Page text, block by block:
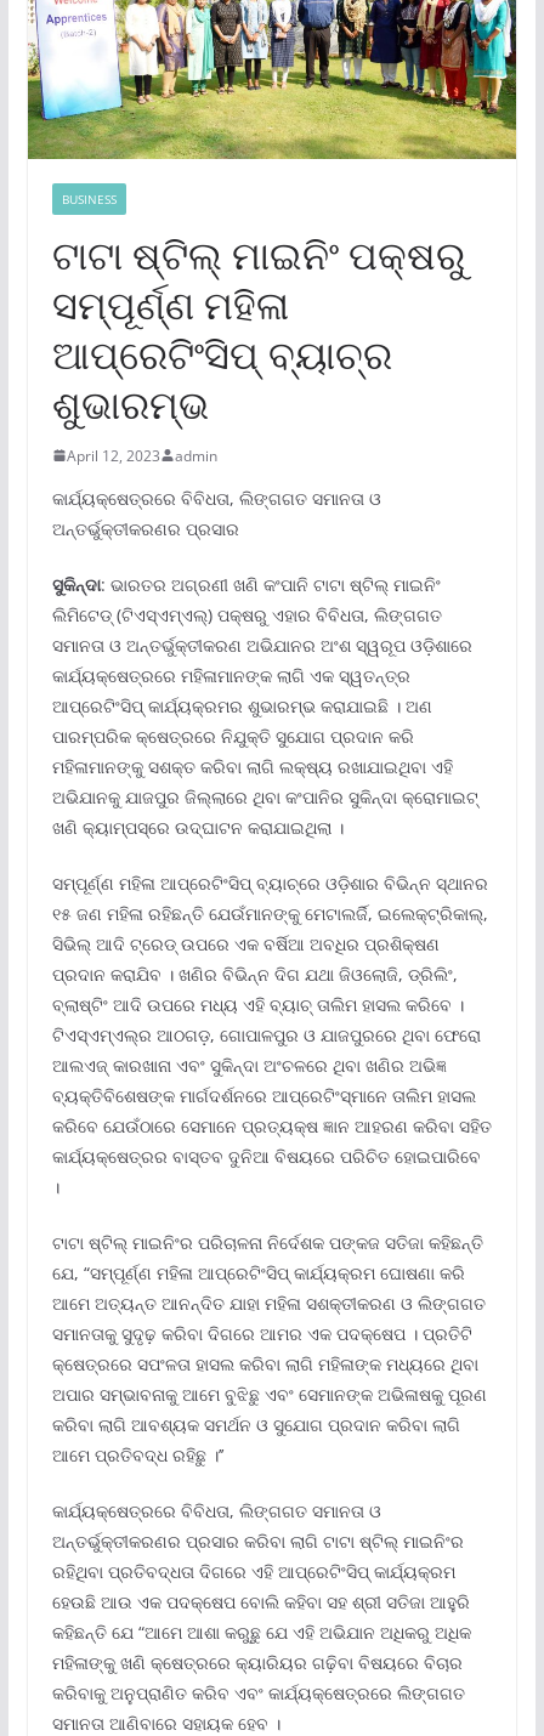
BUSINESS
ଟାଟା ଷ୍ଟିଲ୍ ମାଇନିଂ ପକ୍ଷରୁ
ସମ୍ପୂର୍ଣ୍ଣ ମହିଳା
ଆପ୍ରେଟିଂସିପ୍ ବ୍ୟାଚ୍‌ର
ଶୁଭାରମ୍ଭ
April 12, 2023 admin
କାର୍ଯ୍ୟକ୍ଷେତ୍ରରେ ବିବିଧତା, ଲିଙ୍ଗଗତ ସମାନତା ଓ
ଅନ୍ତର୍ଭୁକ୍ତୀକରଣର ପ୍ରସାର
ସୁକିନ୍ଦା: ଭାରତର ଅଗ୍ରଣୀ ଖଣି କଂପାନି ଟାଟା ଷ୍ଟିଲ୍ ମାଇନିଂ
ଲିମିଟେଡ୍ (ଟିଏସ୍‌ଏମ୍‌ଏଲ୍‌) ପକ୍ଷରୁ ଏହାର ବିବିଧତା, ଲିଙ୍ଗଗତ
ସମାନତା ଓ ଅନ୍ତର୍ଭୁକ୍ତୀକରଣ ଅଭିଯାନର ଅଂଶ ସ୍ୱରୂପ ଓଡ଼ିଶାରେ
କାର୍ଯ୍ୟକ୍ଷେତ୍ରରେ ମହିଳାମାନଙ୍କ ଲାଗି ଏକ ସ୍ୱତନ୍ତ୍ର
ଆପ୍ରେଟିଂସିପ୍ କାର୍ଯ୍ୟକ୍ରମର ଶୁଭାରମ୍ଭ କରାଯାଇଛି । ଅଣ
ପାରମ୍ପରିକ କ୍ଷେତ୍ରରେ ନିଯୁକ୍ତି ସୁଯୋଗ ପ୍ରଦାନ କରି
ମହିଳାମାନଙ୍କୁ ସଶକ୍ତ କରିବା ଲାଗି ଲକ୍ଷ୍ୟ ରଖାଯାଇଥିବା ଏହି
ଅଭିଯାନକୁ ଯାଜପୁର ଜିଲ୍ଲାରେ ଥିବା କଂପାନିର ସୁକିନ୍ଦା କ୍ରୋମାଇଟ୍
ଖଣି କ୍ୟାମ୍ପସ୍‌ରେ ଉଦ୍‌ଘାଟନ କରାଯାଇଥିଲା ।
ସମ୍ପୂର୍ଣ୍ଣ ମହିଳା ଆପ୍ରେଟିଂସିପ୍ ବ୍ୟାଚ୍‌ରେ ଓଡ଼ିଶାର ବିଭିନ୍ନ ସ୍ଥାନର
୧୫ ଜଣ ମହିଳା ରହିଛନ୍ତି ଯେଉଁମାନଙ୍କୁ ମେଟାଲର୍ଜି, ଇଲେକ୍ଟ୍ରିକାଲ୍‌,
ସିଭିଲ୍ ଆଦି ଟ୍ରେଡ୍ ଉପରେ ଏକ ବର୍ଷିଆ ଅବଧିର ପ୍ରଶିକ୍ଷଣ
ପ୍ରଦାନ କରାଯିବ । ଖଣିର ବିଭିନ୍ନ ଦିଗ ଯଥା ଜିଓଲୋଜି, ଡ୍ରିଲିଂ,
ବ୍ଲାଷ୍ଟିଂ ଆଦି ଉପରେ ମଧ୍ୟ ଏହି ବ୍ୟାଚ୍ ତାଲିମ ହାସଲ କରିବେ ।
ଟିଏସ୍‌ଏମ୍‌ଏଲ୍‌ର ଆଠଗଡ଼, ଗୋପାଳପୁର ଓ ଯାଜପୁରରେ ଥିବା ଫେରୋ
ଆଲଏଜ୍ କାରଖାନା ଏବଂ ସୁକିନ୍ଦା ଅଂଚଳରେ ଥିବା ଖଣିର ଅଭିଜ୍ଞ
ବ୍ୟକ୍ତିବିଶେଷଙ୍କ ମାର୍ଗଦର୍ଶନରେ ଆପ୍ରେଟିଂସ୍‌ମାନେ ତାଲିମ ହାସଲ
କରିବେ ଯେଉଁଠାରେ ସେମାନେ ପ୍ରତ୍ୟକ୍ଷ ଜ୍ଞାନ ଆହରଣ କରିବା ସହିତ
କାର୍ଯ୍ୟକ୍ଷେତ୍ରର ବାସ୍ତବ ଦୁନିଆ ବିଷୟରେ ପରିଚିତ ହୋଇପାରିବେ
।
ଟାଟା ଷ୍ଟିଲ୍ ମାଇନିଂର ପରିଚାଳନା ନିର୍ଦେଶକ ପଙ୍କଜ ସତିଜା କହିଛନ୍ତି
ଯେ, “ସମ୍ପୂର୍ଣ୍ଣ ମହିଳା ଆପ୍ରେଟିଂସିପ୍ କାର୍ଯ୍ୟକ୍ରମ ଘୋଷଣା କରି
ଆମେ ଅତ୍ୟନ୍ତ ଆନନ୍ଦିତ ଯାହା ମହିଳା ସଶକ୍ତୀକରଣ ଓ ଲିଙ୍ଗଗତ
ସମାନତାକୁ ସୁଦୃଢ଼ କରିବା ଦିଗରେ ଆମର ଏକ ପଦକ୍ଷେପ । ପ୍ରତିଟି
କ୍ଷେତ୍ରରେ ସପଂଳତା ହାସଲ କରିବା ଲାଗି ମହିଳାଙ୍କ ମଧ୍ୟରେ ଥିବା
ଅପାର ସମ୍ଭାବନାକୁ ଆମେ ବୁଝିଛୁ ଏବଂ ସେମାନଙ୍କ ଅଭିଳାଷକୁ ପୂରଣ
କରିବା ଲାଗି ଆବଶ୍ୟକ ସମର୍ଥନ ଓ ସୁଯୋଗ ପ୍ରଦାନ କରିବା ଲାଗି
ଆମେ ପ୍ରତିବଦ୍ଧ ରହିଛୁ ।’’
କାର୍ଯ୍ୟକ୍ଷେତ୍ରରେ ବିବିଧତା, ଲିଙ୍ଗଗତ ସମାନତା ଓ
ଅନ୍ତର୍ଭୁକ୍ତୀକରଣର ପ୍ରସାର କରିବା ଲାଗି ଟାଟା ଷ୍ଟିଲ୍ ମାଇନିଂର
ରହିଥିବା ପ୍ରତିବଦ୍ଧତା ଦିଗରେ ଏହି ଆପ୍ରେଟିଂସିପ୍ କାର୍ଯ୍ୟକ୍ରମ
ହେଉଛି ଆଉ ଏକ ପଦକ୍ଷେପ ବୋଲି କହିବା ସହ ଶ୍ରୀ ସତିଜା ଆହୁରି
କହିଛନ୍ତି ଯେ “ଆମେ ଆଶା କରୁଛୁ ଯେ ଏହି ଅଭିଯାନ ଅଧିକରୁ ଅଧିକ
ମହିଳାଙ୍କୁ ଖଣି କ୍ଷେତ୍ରରେ କ୍ୟାରିୟର ଗଢ଼ିବା ବିଷୟରେ ବିଚାର
କରିବାକୁ ଅନୁପ୍ରାଣିତ କରିବ ଏବଂ କାର୍ଯ୍ୟକ୍ଷେତ୍ରରେ ଲିଙ୍ଗଗତ
ସମାନତା ଆଣିବାରେ ସହାୟକ ହେବ ।